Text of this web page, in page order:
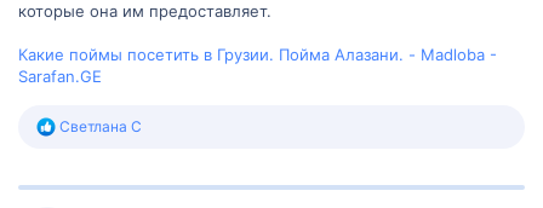
которые она им предоставляет.
Какие поймы посетить в Грузии. Пойма Алазани. - Madloba -
Sarafan.GE
Р
к
Светлана С